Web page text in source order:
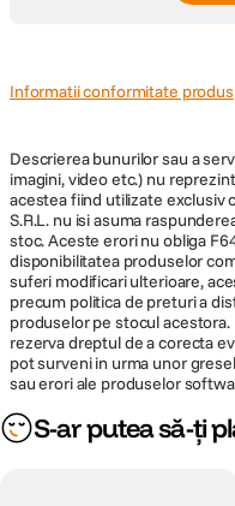
Informatii conformitate produs
Descrierea bunurilor sau a
imagini, video etc.) nu
acestea fiind utilizate exclusiv
S.R.L. nu isi asuma
stoc. Aceste erori nu obliga
disponibilitatea produselor
suferi modificari ulterioare,
precum politica de preturi a
produselor pe stocul acestora.
rezerva dreptul de a corecta
pot surveni in urma unor
sau erori ale produselor
S-ar putea să-ți